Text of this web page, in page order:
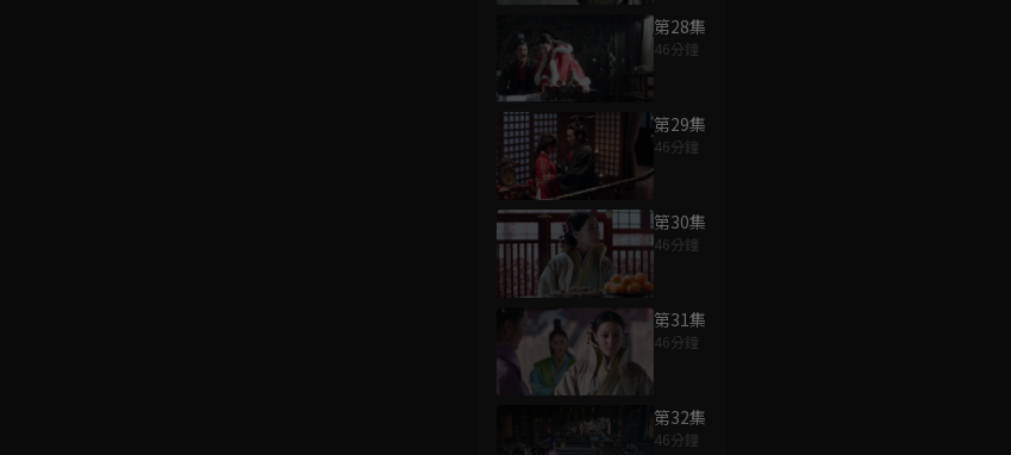
第28集
46分鐘
第29集
46分鐘
第30集
46分鐘
第31集
46分鐘
第32集
46分鐘